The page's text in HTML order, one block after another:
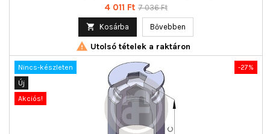
Ár
4 011 Ft Normál
7 036 Ft
 Kosárba Bővebben
 Utolsó tételek a raktáron
-27%
Nincs-készleten
Új
Akciós!